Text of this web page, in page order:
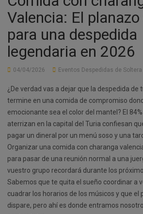
Valencia: El
para una despedida
legendaria en 2026
04/04/2026 Eventos Despedidas de
¿De verdad vas a dejar que la despedida de
termine en una comida de compromiso
emocionante sea el color del mantel? El
aterrizan en la capital del Turia confiesan
pagar un dineral por un menú soso y una
Organizar una comida con charanga
para pasar de una reunión normal a una
vuestro grupo recordará durante los
Sabemos que te quita el sueño coordinar a
cuadrar los horarios de los músicos y que el
dispare, pero ahí es donde entramos